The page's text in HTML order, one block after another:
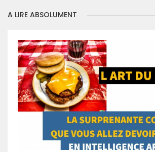
A LIRE ABSOLUMENT